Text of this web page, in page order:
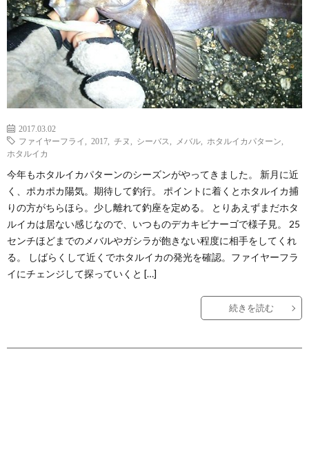
2017.03.02
ファイヤーフライ
2017 チヌ シーバス メバル ホタルイカパターン
ホタルイカ
今年もホタルイカパターンのシーズンがやってきました。 新月に近
く、ポカポカ陽気。期待して釣行。 ポイントに着くとホタルイカ捕
りの方がちらほら。少し離れて釣座を定める。 とりあえずまだホタ
ルイカは居ない感じなので、いつものデカキビナーゴで様子見。 25
センチほどまでのメバルやガシラが飽きない程度に相手をしてくれ
る。 しばらくして近くでホタルイカの発光を確認。ファイヤーフラ
イにチェンジして探っていくと […]
続きを読む